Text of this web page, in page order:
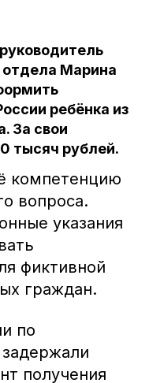
отдела Марина
ребёнка из
За свои
тысяч рублей.
компетенцию
вопроса.
указания
фиктивной
граждан.
по
получения